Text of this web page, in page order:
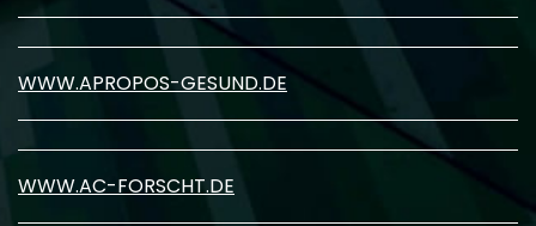
WWW.APROPOS-GESUND.DE
WWW.AC-FORSCHT.DE